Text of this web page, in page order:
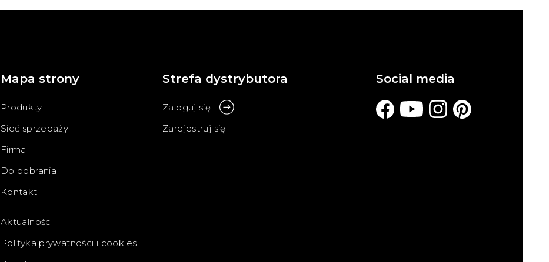
Mapa strony
Produkty
Sieć sprzedaży
Firma
Do pobrania
Kontakt
Aktualności
Polityka prywatności i cookies
Strefa dystrybutora
Zaloguj się
Zarejestruj się
Social media